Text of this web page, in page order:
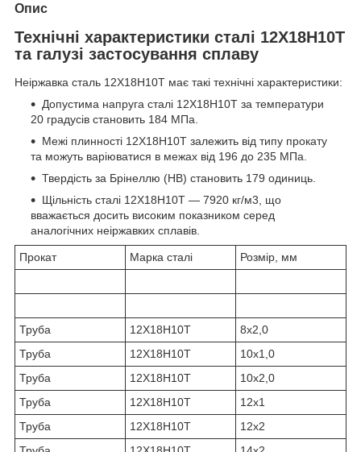
Опис
Технічні характеристики сталі 12Х18Н10Т
та галузі застосування сплаву
Неіржавка сталь 12Х18Н10Т має такі технічні характеристики:
Допустима напруга сталі 12Х18Н10T за температури
20 градусів становить 184 МПа.
Межі плинності 12Х18Н10Т залежить від типу прокату
та можуть варіюватися в межах від 196 до 235 МПа.
Твердість за Брінеллю (HB) становить 179 одиниць.
Щільність сталі 12Х18Н10Т — 7920 кг/м3, що
вважається досить високим показником серед
аналогічних неіржавких сплавів.
Прокат Марка сталі Розмір, мм
Труба 12Х18Н10Т
8х2,0
Труба
12Х18Н10Т
10х1,0
Труба
12Х18Н10Т
10х2,0
Труба
12Х18Н10Т
12х1
Труба
12Х18Н10Т
12х2